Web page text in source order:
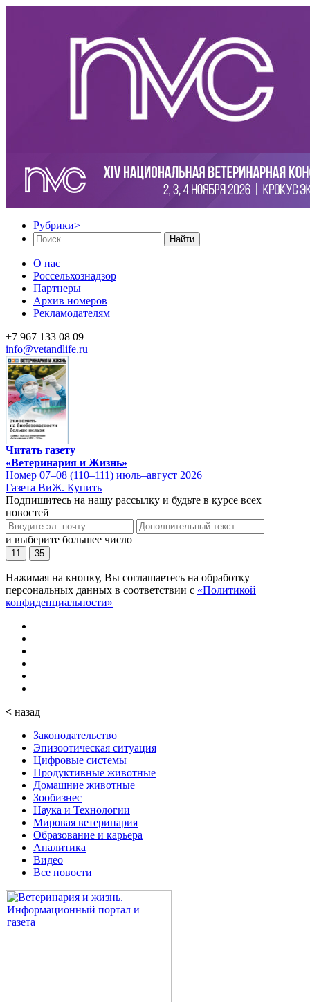
Рубрики>
Найти
О нас
Россельхознадзор
Партнеры
Архив номеров
Рекламодателям
+7 967 133 08 09
info@vetandlife.ru
Читать газету
«Ветеринария и Жизнь»
Номер 07–08 (110–111) июль–август 2026
Газета ВиЖ. Купить
Подпишитесь на нашу рассылку и будьте в курсе всех
новостей
и выберите большее число
11 35
Нажимая на кнопку, Вы соглашаетесь на обработку
персональных данных в соответствии с «Политикой
конфиденциальности»
< назад
Законодательство
Эпизоотическая ситуация
Цифровые системы
Продуктивные животные
Домашние животные
Зообизнес
Наука и Технологии
Мировая ветеринария
Образование и карьера
Аналитика
Видео
Все новости